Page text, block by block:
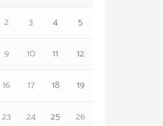
2 3 4
5
9 10 11
12
16 17 18
19
23 24 25
26